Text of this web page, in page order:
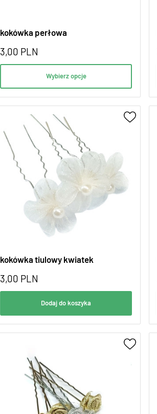
kokówka perłowa
3,00 PLN
Wybierz opcje
kokówka tiulowy kwiatek
3,00 PLN
Dodaj do koszyka